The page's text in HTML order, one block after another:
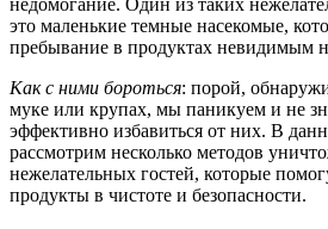
недомогание. Один из таких
это маленькие темные насекомые,
пребывание в продуктах невидимым
Как с ними бороться: порой,
муке или крупах, мы паникуем и не
эффективно избавиться от них. В
рассмотрим несколько методов
нежелательных гостей, которые
продукты в чистоте и безопасности.